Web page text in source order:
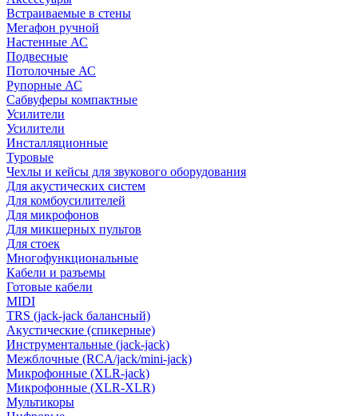
Встраиваемые в стены
Мегафон ручной
Настенные АС
Подвесные
Потолочные АС
Рупорные АС
Сабвуферы компактные
Усилители
Усилители
Инсталляционные
Туровые
Чехлы и кейсы для звукового оборудования
Для акустических систем
Для комбоусилителей
Для микрофонов
Для микшерных пультов
Для стоек
Многофункциональные
Кабели и разъемы
Готовые кабели
MIDI
TRS (jack-jack балансный)
Акустические (спикерные)
Инструментальные (jack-jack)
Межблочные (RCA/jack/mini-jack)
Микрофонные (XLR-jack)
Микрофонные (XLR-XLR)
Мультикоры